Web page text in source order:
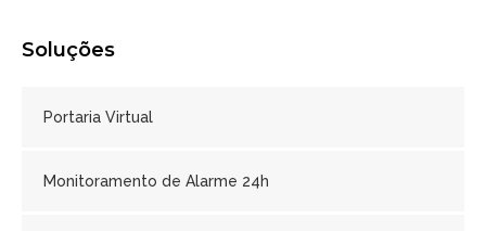
Soluções
Portaria Virtual
Monitoramento de Alarme 24h